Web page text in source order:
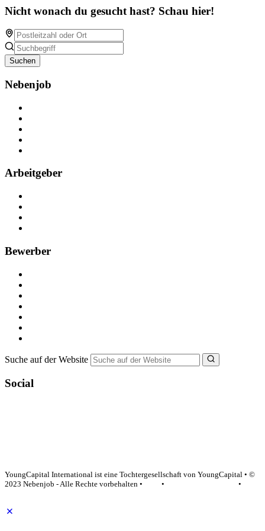
Nicht wonach du gesucht hast? Schau hier!
Suchen
Nebenjob
Arbeitgeber
Bewerber
Suche auf der Website
Social
YoungCapital International ist eine Tochtergesellschaft von YoungCapital • ©
2023 Nebenjob - Alle Rechte vorbehalten •
•
•